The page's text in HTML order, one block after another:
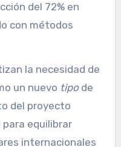
del 72% en
con métodos
la necesidad de
un nuevo tipode
del proyecto
equilibrar
internacionales